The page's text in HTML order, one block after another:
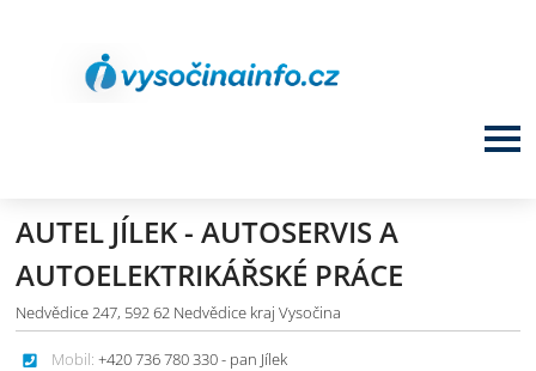
AUTEL JÍLEK - AUTOSERVIS A
AUTOELEKTRIKÁŘSKÉ PRÁCE
Nedvědice 247, 592 62 Nedvědice kraj Vysočina
Mobil: +420 736 780 330 - pan Jílek